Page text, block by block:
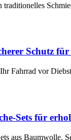
traditionelles
Schutz
Fahrrad vor
Sets für
aus Baumwolle,